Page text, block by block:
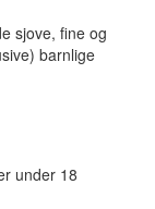
sjove, fine og
barnlige
under 18